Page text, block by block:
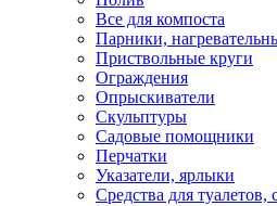
Все для компоста
Парники,
Приствольные круги
Ограждения
Опрыскиватели
Скульптуры
Садовые помощники
Перчатки
Указатели, ярлыки
Средства для туалетов,